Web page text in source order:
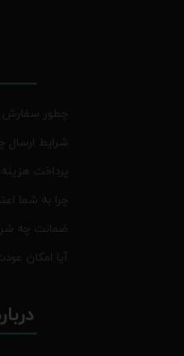
چطور سفارش
شرایط ارسال
پرداخت هزینه
چرا به شما
ضمانت چه
آیا امکان